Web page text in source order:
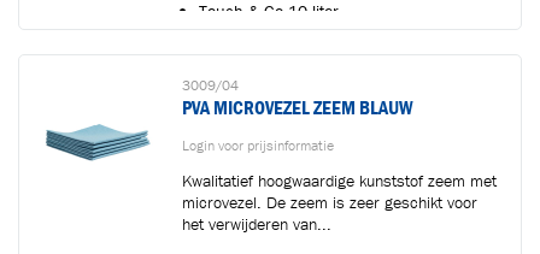
Touch & Go 10 liter
Pakketvoordelen
...
3009/04
PVA MICROVEZEL ZEEM BLAUW
Login voor prijsinformatie
Kwalitatief hoogwaardige kunststof zeem met
microvezel. De zeem is zeer geschikt voor
het verwijderen van...